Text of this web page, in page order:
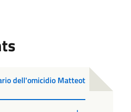
dell'omicidio Matteot